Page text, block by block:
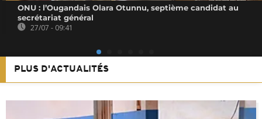
ONU : l’Ougandais Olara Otunnu, septième candidat au
secrétariat général
27/07 - 09:41
PLUS D'ACTUALITÉS